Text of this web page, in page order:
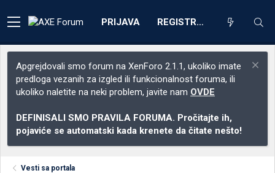
PRIJAVA REGISTRACIJA
Apgrejdovali smo forum na XenForo 2.1.1, ukoliko imate
predloga vezanih za izgled ili funkcionalnost foruma, ili
ukoliko naletite na neki problem, javite nam OVDE
DEFINISALI SMO PRAVILA FORUMA. Pročitajte ih,
pojaviće se automatski kada krenete da čitate nešto!
Vesti sa portala